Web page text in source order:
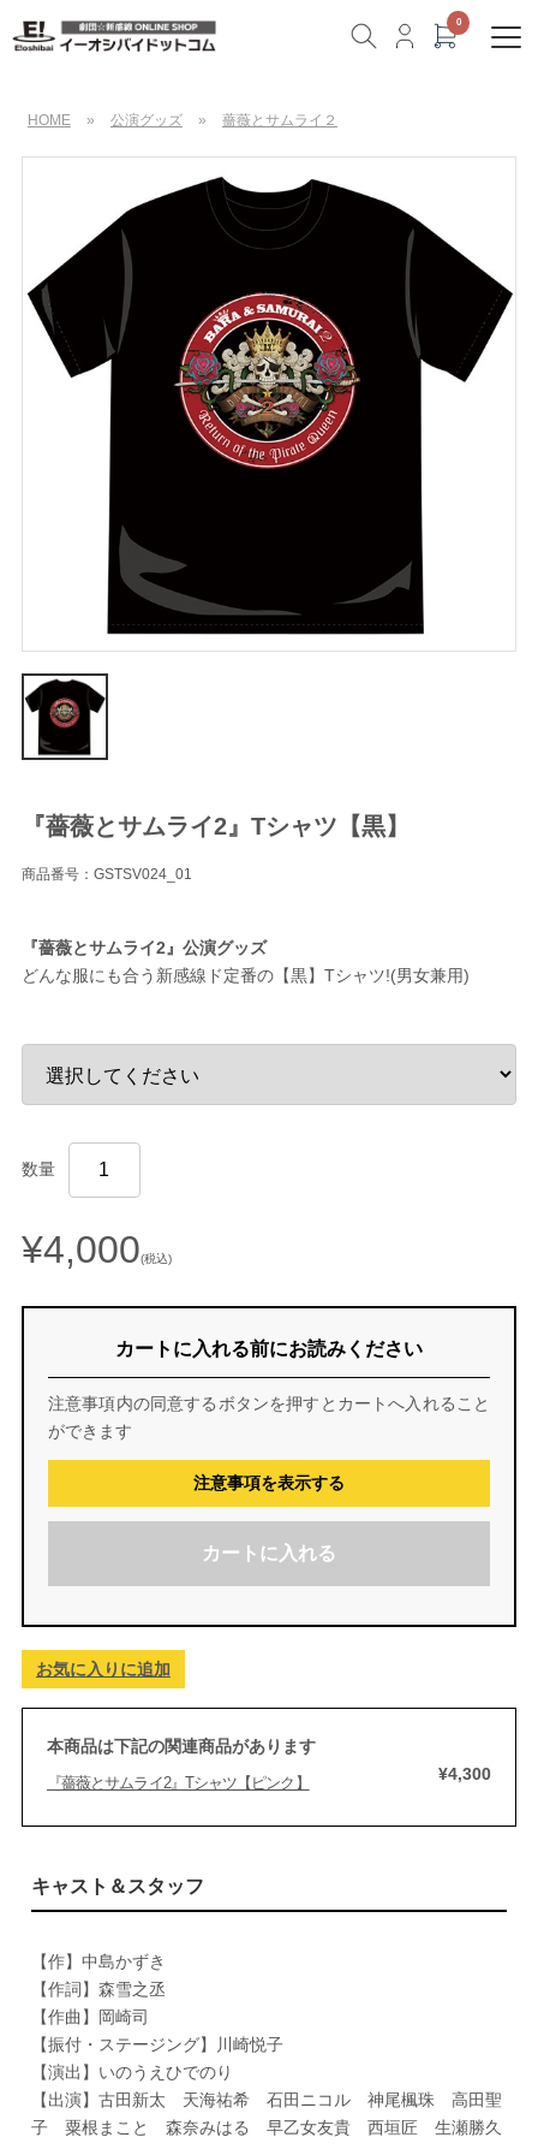
HOME » 公演グッズ » 薔薇とサムライ２
『薔薇とサムライ2』Tシャツ【黒】
商品番号：GSTSV024_01
『薔薇とサムライ2』公演グッズ
どんな服にも合う新感線ド定番の【黒】Tシャツ!(男女兼用)
数量
¥4,000(税込)
カートに入れる前にお読みください
注意事項内の同意するボタンを押すとカートへ入れること
ができます
注意事項を表示する
カートに入れる
お気に入りに追加
本商品は下記の関連商品があります
『薔薇とサムライ2』Tシャツ【ピンク】 ¥4,300
キャスト＆スタッフ
【作】中島かずき
【作詞】森雪之丞
【作曲】岡崎司
【振付・ステージング】川崎悦子
【演出】いのうえひでのり
【出演】古田新太 天海祐希 石田ニコル 神尾楓珠 高田聖
子 粟根まこと 森奈みはる 早乙女友貴 西垣匠 生瀬勝久